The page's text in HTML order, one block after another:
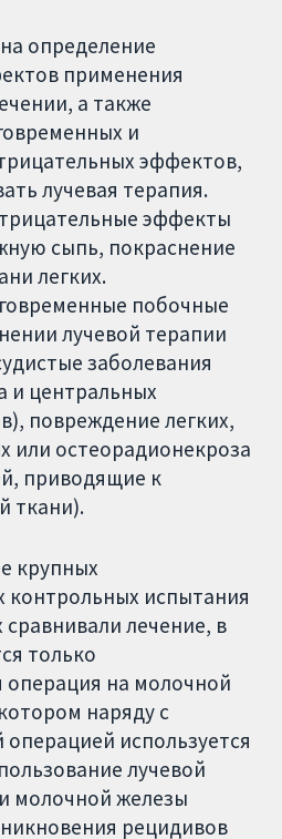
определение
применения
а также
и
эффектов,
лучевая терапия.
эффекты
сыпь, покраснение
легких.
побочные
лучевой терапии
заболевания
и центральных
повреждение легких,
или остеорадионекроза
приводящие к
ткани).
крупных
испытания
лечение, в
только
на молочной
наряду с
используется
лучевой
молочной железы
рецидивов